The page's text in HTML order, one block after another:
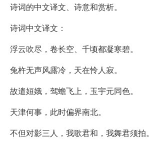
诗词的中文译文、诗意和赏析。
诗词中文译文：
浮云吹尽，卷长空、千顷都凝寒碧。
兔杵无声风露冷，天在怜人寂。
故遣姮娥，驾蟾飞上，玉宇元同色。
天津何事，此时偏界南北。
不但对影三人，我歌君和，我舞君须拍。